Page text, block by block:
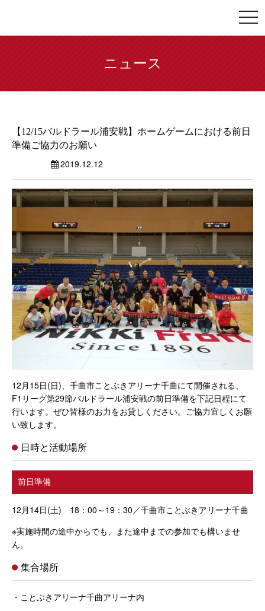
ニュース
【12/15バルドラール浦安戦】ホームゲームにおける前日
準備ご協力のお願い
2019.12.12
12月15日(日)、千曲市ことぶきアリーナ千曲にて開催される、
F1 リーグ第29節バルドラール浦安戦の前日準備を下記日程にて
行います。ぜひ皆様のお力をお貸しください。ご協力宜しくお願
い致します。
日時と活動場所
前日準備
12月14日(土) 18： 00 ～19：30／千曲市ことぶきアリーナ千曲
※実施時間の途中からでも、また途中までの参加でも構いませ
ん。
集合場所
・ことぶきアリーナ千曲アリーナ内